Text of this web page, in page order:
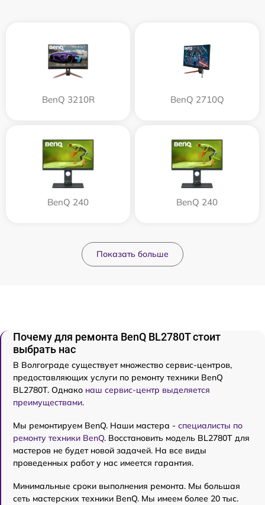
BenQ 3210R BenQ 2710Q
BenQ 240 BenQ 240
Показать больше
Почему для ремонта BenQ BL2780T стоит
выбрать нас
В Волгограде существует множество сервис-центров,
предоставляющих услуги по ремонту техники BenQ
BL2780T. Однако наш сервис-центр выделяется
преимуществами.
Мы ремонтируем BenQ. Наши мастера - специалисты по
ремонту техники BenQ. Восстановить модель BL2780T для
мастеров не будет новой задачей. На все виды
проведенных работ у нас имеется гарантия.
Минимальные сроки выполнения ремонта. Мы большая
сеть мастерских техники BenQ. Мы имеем более 20 тыс.